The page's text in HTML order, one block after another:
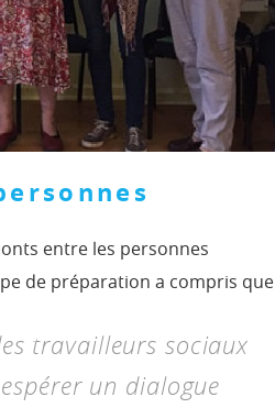
entre les personnes
de préparation a compris que
travailleurs sociaux
un dialogue